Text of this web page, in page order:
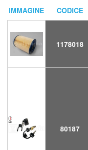
IMMAGINE CODICE
1178018
80187